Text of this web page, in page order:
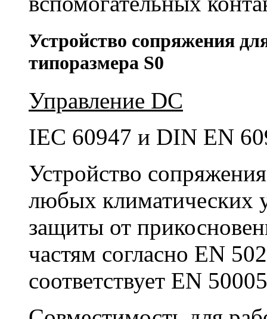
Устройство сопряжения
типоразмера S0
Управление DC
IEC 60947 и DIN EN
Устройство
любых климатических
защиты от
частям согласно EN
соответствует EN